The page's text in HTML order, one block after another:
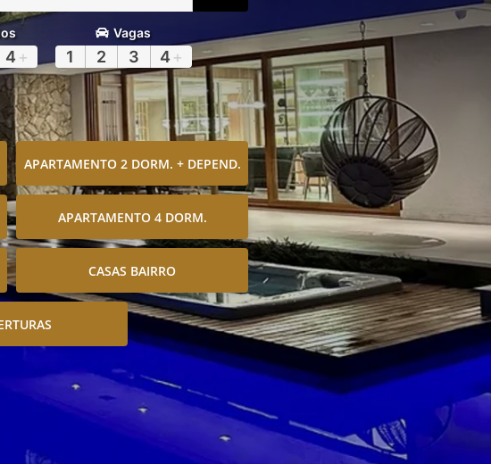
4 +
Vagas
1 2 3 4 +
APARTAMENTO 2 DORM. + DEPEND.
APARTAMENTO 4 DORM.
CASAS BAIRRO